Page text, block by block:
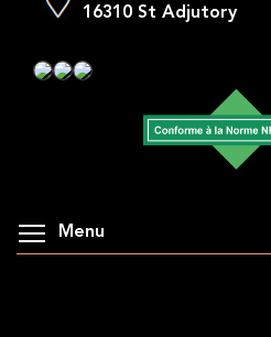
16310 St Adjutory
Menu